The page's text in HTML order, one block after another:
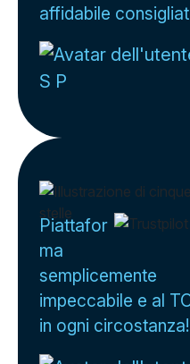
affidabile
S P
Piattafor
ma
semplicemente
impeccabile e al
in ogni circostanza!